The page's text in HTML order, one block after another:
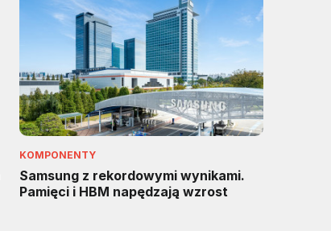
KOMPONENTY
Samsung z rekordowymi wynikami.
Pamięci i HBM napędzają wzrost